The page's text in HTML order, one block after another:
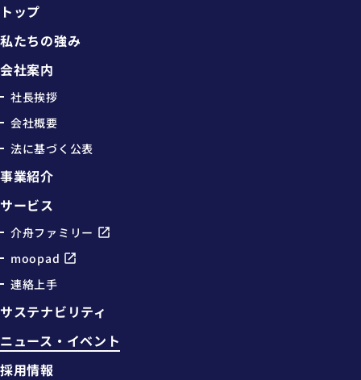
トップ
私たちの強み
会社案内
社長挨拶
会社概要
法に基づく公表
事業紹介
サービス
介舟ファミリー
moopad
連絡上手
サステナビリティ
ニュース・イベント
採用情報